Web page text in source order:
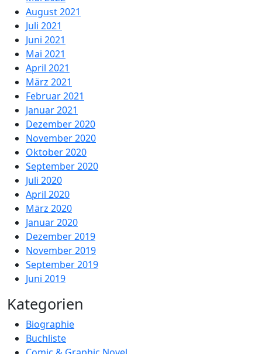
August 2021
Juli 2021
Juni 2021
Mai 2021
April 2021
März 2021
Februar 2021
Januar 2021
Dezember 2020
November 2020
Oktober 2020
September 2020
Juli 2020
April 2020
März 2020
Januar 2020
Dezember 2019
November 2019
September 2019
Juni 2019
Kategorien
Biographie
Buchliste